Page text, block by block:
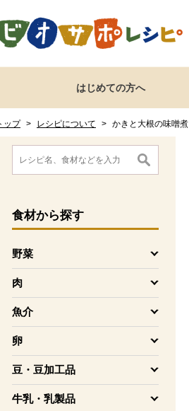
です。
プする
はじめての方へ
ップ > レシピについて > かきと大根の味噌煮
ここから消費材検索メニューです。
食材から探す
野菜
を開く
肉
を開く
魚介
を開く
卵
を開く
豆・豆加工品
を開く
牛乳・乳製品
を開く
消費材検索メニューここまで。
ここから本文です。